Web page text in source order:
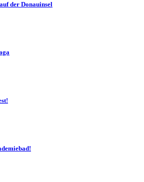
der Donauinsel